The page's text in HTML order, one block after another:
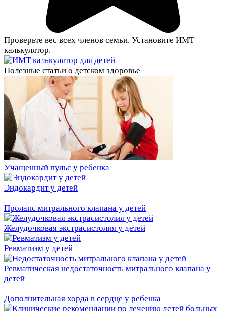
Проверьте вес всех членов семьи. Установите ИМТ
калькулятор.
Полезные статьи о детском здоровье
Учащенный пульс у ребенка
Эндокардит у детей
Пролапс митрального клапана у детей
Желудочковая экстрасистолия у детей
Ревматизм у детей
Ревматическая недостаточность митрального клапана у
детей
Дополнительная хорда в сердце у ребенка